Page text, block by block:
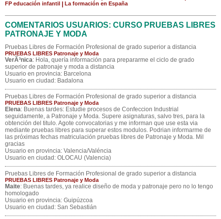
FP educación infantil La formación en España
COMENTARIOS USUARIOS: CURSO PRUEBAS LIBRES
PATRONAJE Y MODA
Pruebas Libres de Formación Profesional de grado superior a distancia
PRUEBAS LIBRES Patronaje y Moda
VerÃ³nica: Hola, quería información para prepararme el ciclo de grado
superior de patronaje y moda a distancia
Usuario en provincia: Barcelona
Usuario en ciudad: Badalona
Pruebas Libres de Formación Profesional de grado superior a distancia
PRUEBAS LIBRES Patronaje y Moda
Elena: Buenas tardes: Estudie procesos de Confeccion Industrial
seguidamente, a Patronaje y Moda. Supere asignaturas, salvo tres, para la
obtención del titulo. Agote convocatorias y me informan que use esta via
mediante pruebas libres para superar estos modulos. Podrian informarme de
las próximas fechas matriculación pruebas libres de Patronaje y Moda. Mil
gracias
Usuario en provincia: Valencia/Valéncia
Usuario en ciudad: OLOCAU (Valencia)
Pruebas Libres de Formación Profesional de grado superior a distancia
PRUEBAS LIBRES Patronaje y Moda
Maite: Buenas tardes, ya realice diseño de moda y patronaje pero no lo tengo
homologado
Usuario en provincia: Guipúzcoa
Usuario en ciudad: San Sebastián